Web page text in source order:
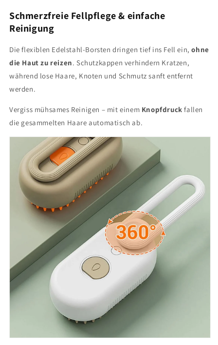
Schmerzfreie Fellpflege & einfache
Reinigung
Die flexiblen Edelstahl-Borsten dringen tief ins Fell ein, ohne
die Haut zu reizen. Schutzkappen verhindern Kratzen,
während lose Haare, Knoten und Schmutz sanft entfernt
werden.
Vergiss mühsames Reinigen – mit einem Knopfdruck fallen
die gesammelten Haare automatisch ab.